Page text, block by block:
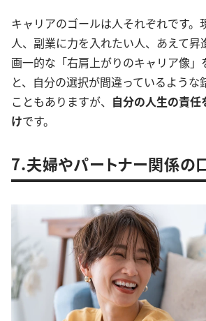
キャリアのゴールは人それぞれです。
人、副業に力を入れたい人、あえて昇
画一的な「右肩上がりのキャリア像」
と、自分の選択が間違っているような
こともありますが、 自分の人生の責
けです。
7.夫婦やパートナー関係の